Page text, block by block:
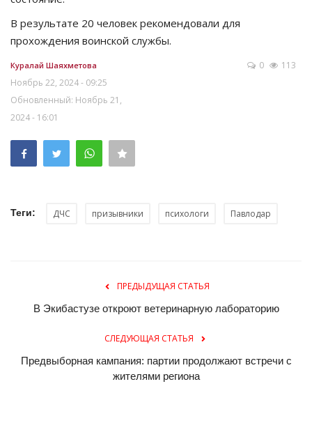
В результате 20 человек рекомендовали для
прохождения воинской службы.
Куралай Шаяхметова
Ноябрь 22, 2024 - 09:25
Обновленный: Ноябрь 21,
2024 - 16:01
0 113
Теги: ДЧС призывники психологи Павлодар
ПРЕДЫДУЩАЯ СТАТЬЯ
В Экибастузе откроют ветеринарную лабораторию
СЛЕДУЮЩАЯ СТАТЬЯ
Предвыборная кампания: партии продолжают встречи с
жителями региона